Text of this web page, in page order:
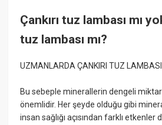
Çankırı tuz lambası mı
tuz lambası mı?
UZMANLARDA ÇANKIRI TUZ
Bu sebeple minerallerin dengeli
önemlidir. Her şeyde olduğu gibi
insan sağlığı açısından farklı